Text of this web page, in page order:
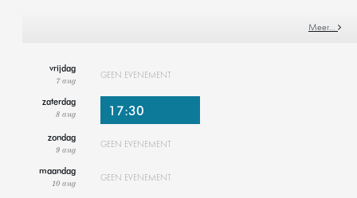
Meer…
vrijdag
7 aug
GEEN EVENEMENT
zaterdag
8 aug 17:30
zondag
9 aug
GEEN EVENEMENT
maandag
10 aug
GEEN EVENEMENT